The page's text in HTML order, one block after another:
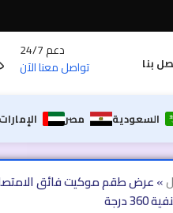
بنا
دعم 24/7
تواصل معنا الآن
السعودية مصر الإمارات
»